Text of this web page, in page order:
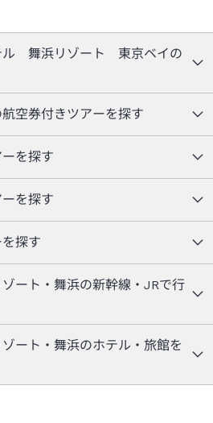
舞浜リゾート 東京ベイの
空券付きツアーを探す
を探す
を探す
探す
ート・舞浜の新幹線・JRで行
ート・舞浜のホテル・旅館を